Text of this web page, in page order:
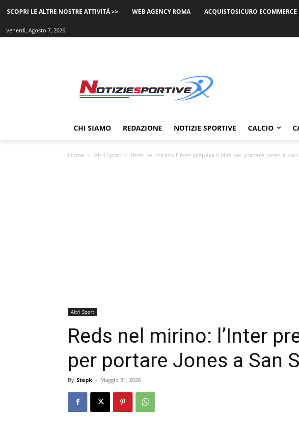
SCOPRI LE ALTRE NOSTRE ATTIVITÀ >> WEB AGENCY ROMA ACQUISTOSICURO ECOMMERCE
venerdì, Agosto 7, 2026
CHI SIAMO REDAZIONE NOTIZIE SPORTIVE CALCIO
Home Altri Sport Reds nel mirino: l’Inter prepara il blitz per portare Jones a
Altri Sport
Reds nel mirino: l’Inter
per portare Jones a San
By Stepk - Maggio 31, 2026